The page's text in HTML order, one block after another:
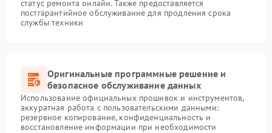
статус ремонта онлайн. Также предоставляется
постгарантийное обслуживание для продления срока
службы техники
Оригинальные программные решение и
безопасное обслуживание данных
Использование официальных прошивок и инструментов,
аккуратная работа с пользовательскими данными:
резервное копирование, конфиденциальность и
восстановление информации при необходимости